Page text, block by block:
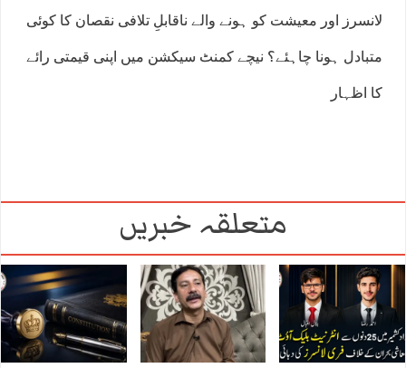
لانسرز اور معیشت کو ہونے والے ناقابلِ تلافی نقصان کا کوئی
متبادل ہونا چاہئے؟ نیچے کمنٹ سیکشن میں اپنی قیمتی رائے
کا اظہار
متعلقہ خبریں